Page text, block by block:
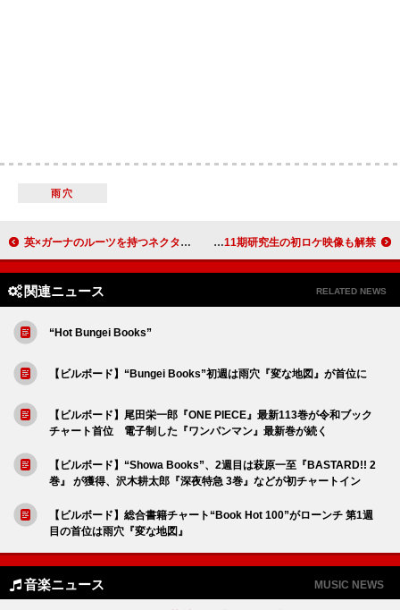
雨穴
英×ガーナのルーツを持つネクター・ウッドが新曲「スティック・ファイト」をサプライズリリース NMB48、塩月希依音がセンターの新曲「青春のデッドライン」MV公開 11期研究生の初ロケ映像も解禁
関連ニュース RELATED NEWS
“Hot Bungei Books”
【ビルボード】“Bungei Books”初週は雨穴『変な地図』が首位に
【ビルボード】尾田栄一郎『ONE PIECE』最新113巻が令和ブック
チャート首位 電子制した『ワンパンマン』最新巻が続く
【ビルボード】“Showa Books”、2週目は萩原一至『BASTARD!! 2
巻』 が獲得、沢木耕太郎『深夜特急 3巻』などが初チャートイン
【ビルボード】総合書籍チャート“Book Hot 100”がローンチ 第1週
目の首位は雨穴『変な地図』
音楽ニュース MUSIC NEWS